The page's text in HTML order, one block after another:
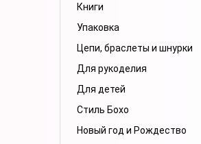
Книги
Упаковка
Цепи, браслеты и шнурки
Для рукоделия
Для детей
Стиль Бохо
Новый год и Рождество